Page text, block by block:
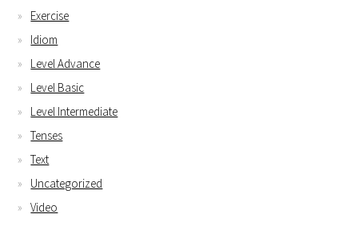
Exercise
Idiom
Level Advance
Level Basic
Level Intermediate
Tenses
Text
Uncategorized
Video